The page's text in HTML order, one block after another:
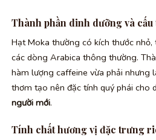
Thành phần dinh dưỡng và cấu
Hạt Moka thường có kích thước
các dòng Arabica thông thường.
hàm lượng caffeine vừa phải nhưng
thơm tạo nên đặc tính quý phái cho
người mới.
Tính chất hương vị đặc trưng